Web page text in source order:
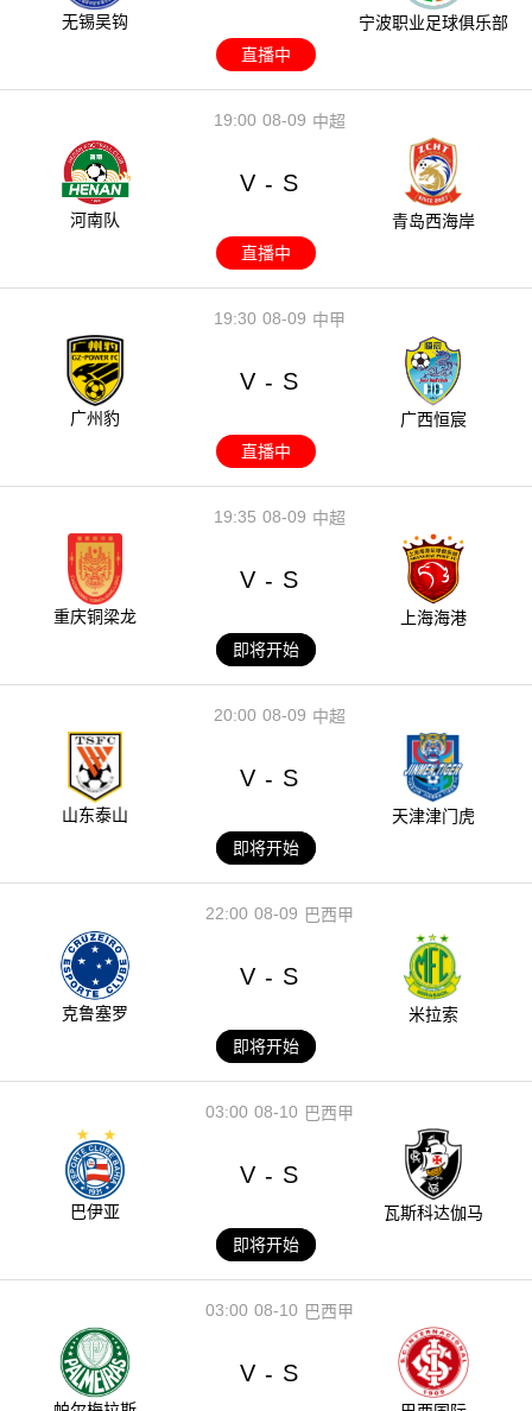
无锡吴钩
宁波职业足球俱乐部
直播中
08-09
19:00 中超
河南队
V - S
青岛西海岸
直播中
08-09
19:30 中甲
广州豹
V - S
广西恒宸
直播中
08-09
19:35 中超
重庆铜梁龙
V - S
上海海港
即将开始
08-09
20:00 中超
山东泰山
V - S
天津津门虎
即将开始
08-09
22:00 巴西甲
克鲁塞罗
V - S
米拉索
即将开始
08-10
03:00 巴西甲
巴伊亚
V - S
瓦斯科达伽马
即将开始
08-10
03:00 巴西甲
V - S